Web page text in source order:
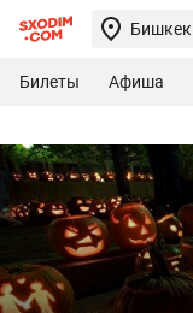
Бишкек
Билеты Афиша